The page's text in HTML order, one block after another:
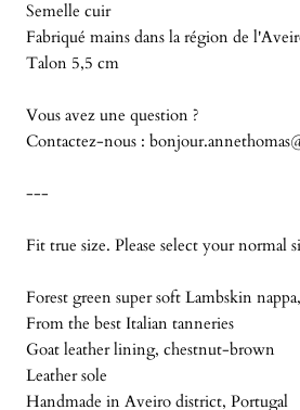
Semelle cuir
Fabriqué mains dans la région de
Talon 5,5 cm
Vous avez une question ?
Contactez-nous :
---
Fit true size. Please select your normal
Forest green super soft Lambskin
From the best Italian tanneries
Goat leather lining, chestnut-brown
Leather sole
Handmade in Aveiro district, Portugal